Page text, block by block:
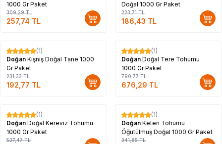
1000 Gr Paket
309,29TL
257,74 TL
Doğal 1000 Gr Paket
223,71TL
186,43 TL
%17
(1)
Doğan Kişniş Doğal Tane 1000
Gr Paket
231,33TL
192,77 TL
%14
(1)
Doğan Doğal Tere Tohumu
1000 Gr Paket
790,77TL
676,29 TL
%16
(1)
Doğan Doğal Kereviz Tohumu
1000 Gr Paket
527,47TL
%17
(1)
Doğan Keten Tohumu
Öğütülmüş Doğal 1000 Gr Paket
341,85TL